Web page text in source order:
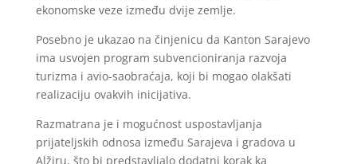
ekonomske veze između dvije zemlje.
Posebno je ukazao na činjenicu da Kanton Sarajevo
ima usvojen program subvencioniranja razvoja
turizma i avio-saobraćaja, koji bi mogao olakšati
realizaciju ovakvih inicijativa.
Razmatrana je i mogućnost uspostavljanja
prijateljskih odnosa između Sarajeva i gradova u
Alžiru, što bi predstavljalo dodatni korak ka